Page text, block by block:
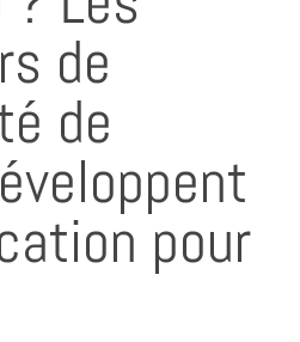
de
de
pour